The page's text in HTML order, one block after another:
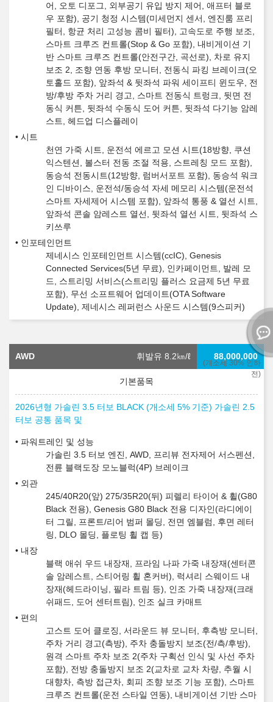
어, 오토 디포그, 외부공기 유입 방지 제어, 애프터 블로
우 포함), 공기 청정 시스템(미세먼지 센서, 엔진룸 프리
필터, 항균 처리 고성능 콤비 필터), 고속도로 주행 보조,
스마트 크루즈 컨트롤(Stop & Go 포함), 내비게이션 기
반 스마트 크루즈 컨트롤(안전구간, 곡선로), 차로 유지
보조 2, 조향 연동 후방 모니터, 전동식 파킹 브레이크(오
토홀드 포함), 앞좌석 & 뒷좌석 파워 세이프티 윈도우, 전
방/후방 주차 거리 경고, 스마트 전동식 트렁크, 뒷면 전
동식 커튼, 뒷좌석 수동식 도어 커튼, 뒷좌석 다기능 암레
스트, 헤드업 디스플레이
시트
천연 가죽 시트, 운전석 에르고 모션 시트(18방향, 쿠션
익스텐션, 볼스터 전동 조절 적용, 스트레칭 모드 포함),
동승석 전동시트(12방향, 럼버서포트 포함), 동승석 워크
인 디바이스, 운전석/동승석 자세 메모리 시스템(운전석
스마트 자세제어 시스템 포함), 앞좌석 통풍 & 열선 시트,
앞좌석 콘솔 암레스트 열선, 뒷좌석 열선 시트, 뒷좌석 스
키쓰루
인포테인먼트
제네시스 인포테인먼트 시스템(ccIC), Genesis
Connected Services(5년 무료), 인카페이먼트, 발레 모
드, 스트리밍 서비스(스트리밍 플러스 요금제 5년 무료
포함), 무선 소프트웨어 업데이트(OTA Software
Update), 제네시스 레퍼런스 사운드 시스템(9스피커)
AWD 휘발유 8.2㎞/ℓ
(개소세 30% 인하
전)
88,000,000
2026년형 가솔린 3.5 터보 BLACK (개소세 5% 기준) 가솔린 2.5
터보 공통 품목 및
파워트레인 및 성능
가솔린 3.5 터보 엔진, AWD, 프리뷰 전자제어 서스펜션,
전륜 블랙도장 모노블럭(4P) 브레이크
외관
245/40R20(앞) 275/35R20(뒤) 피렐리 타이어 & 휠(G80
Black 전용), Genesis G80 Black 전용 디자인(라디에이
터 그릴, 프론트/리어 범퍼 몰딩, 전면 엠블럼, 후면 레터
링, DLO 몰딩, 플로팅 휠 캡 등)
내장
블랙 애쉬 우드 내장재, 프라임 나파 가죽 내장재(센터콘
솔 암레스트, 스티어링 휠 혼커버), 럭셔리 스웨이드 내
장재(헤드라이닝, 필라 트림 등), 인조 가죽 내장재(크래
쉬패드, 도어 센터트림), 인조 실크 카매트
편의
고스트 도어 클로징, 서라운드 뷰 모니터, 후측방 모니터,
주차 거리 경고(측방), 주차 충돌방지 보조(전/측/후방),
원격 스마트 주차 보조 2(주차 구획선 인식 및 사선 주차
포함), 전방 충돌방지 보조 2(교차로 교차 차량, 추월 시
대향차, 측방 접근차, 회피 조향 보조 기능 포함), 스마트
크루즈 컨트롤(운전 스타일 연동), 내비게이션 기반 스마